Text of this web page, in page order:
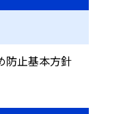
防止基本方針